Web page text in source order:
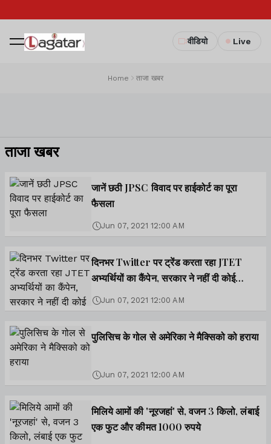
वीडियो Live
Home ताजा खबर
ताजा खबर
जानें छठी JPSC विवाद पर हाईकोर्ट का पूरा
फैसला
Jun 07, 2021 12:00 AM
दिनभर Twitter पर ट्रेंड करता रहा JTET
अभ्यर्थियों का कैंपेन, सरकार ने नहीं दी कोई
प्रतिक्रिया
Jun 07, 2021 12:00 AM
पुलिसिच के गोल से अमेरिका ने मैक्सिको को हराया
Jun 07, 2021 12:00 AM
मिलिये आमों की 'नूरजहां' से, वजन 3 किलो, लंबाई
एक फुट और कीमत 1000 रुपये